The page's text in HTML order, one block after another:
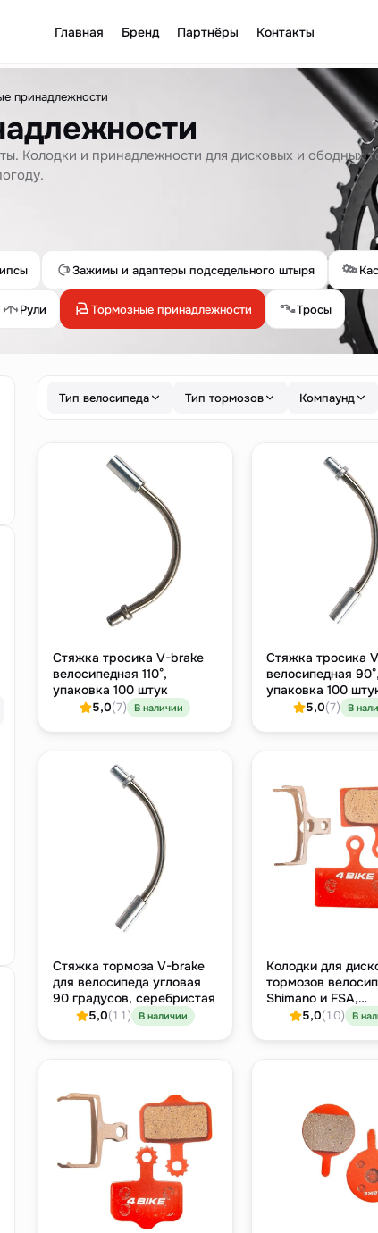
Главная Бренд Партнёры Контакты
принадлежности
Колодки и принадлежности для дисковых и ободных
Зажимы и адаптеры подседельного штыря
Рули Тормозные принадлежности Тросы
Тип велосипеда Тип тормозов Компаунд
Стяжка тросика V-brake
велосипедная 110°,
упаковка 100 штук
5,0(7) В наличии
Стяжка тросика
велосипедная 90°,
упаковка 100
5,0(7) В
Стяжка тормоза V-brake
для велосипеда угловая
90 градусов, серебристая
5,0(11) В наличии
Колодки для
тормозов
Shimano и FSA,
5,0(10) В